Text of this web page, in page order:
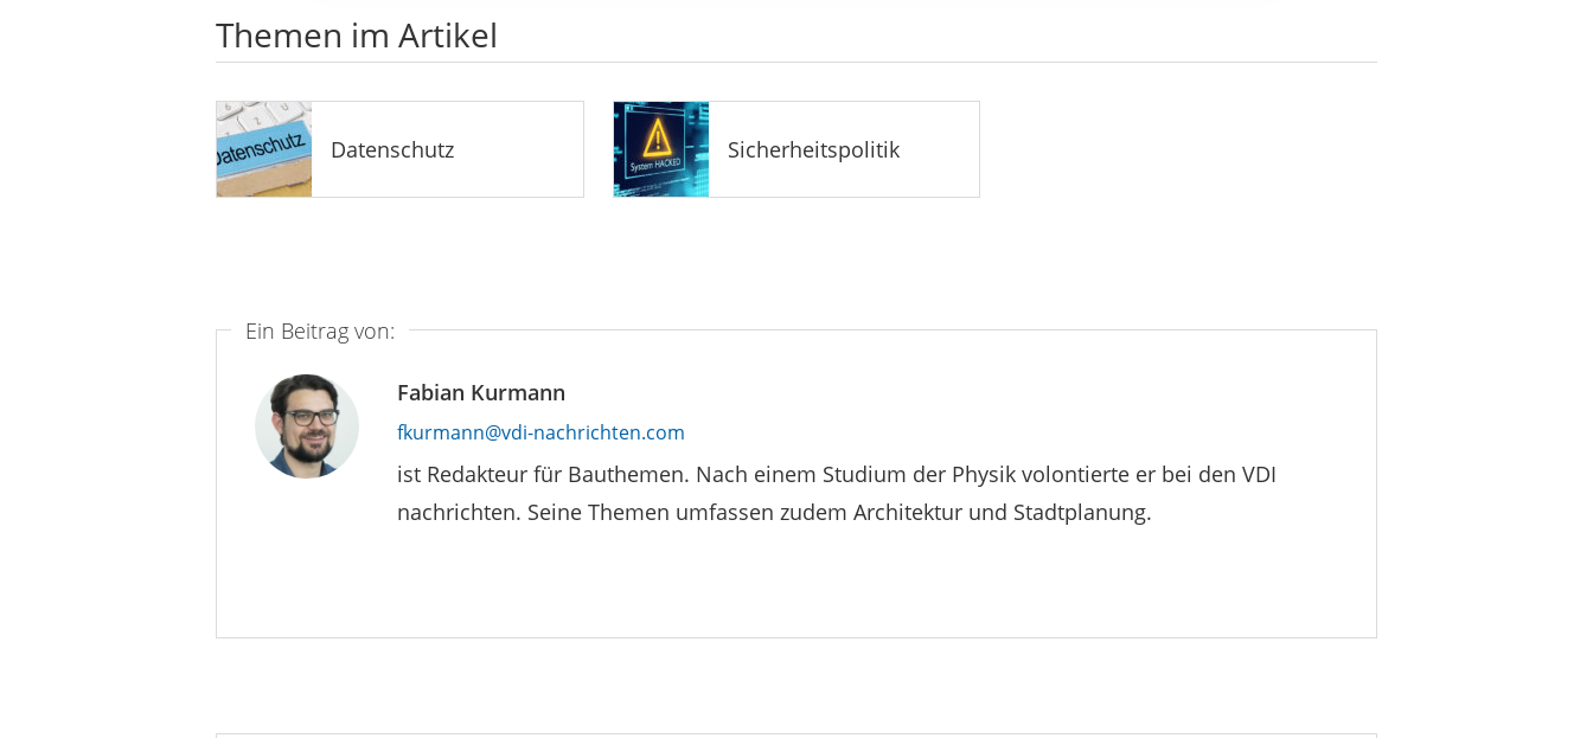
Themen im Artikel
Datenschutz Sicherheitspolitik
Ein Beitrag von:
Fabian Kurmann
fkurmann@vdi-nachrichten.com
ist Redakteur für Bauthemen. Nach einem Studium der Physik volontierte er bei den VDI
nachrichten. Seine Themen umfassen zudem Architektur und Stadtplanung.